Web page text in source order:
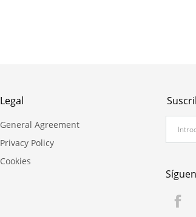
Legal
General Agreement
Privacy Policy
Cookies